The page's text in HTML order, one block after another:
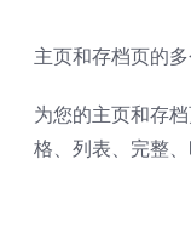
主页和存档页的
为您的主页和存
格、列表、完整